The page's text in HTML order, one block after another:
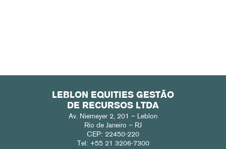
LEBLON EQUITIES GESTÃO
DE RECURSOS LTDA
Av. Niemeyer 2, 201 – Leblon
Rio de Janeiro – RJ
CEP: 22450-220
Tel: +55 21 3206-7300